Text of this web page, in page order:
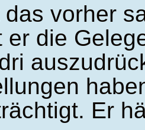
das vorher
er die
Er